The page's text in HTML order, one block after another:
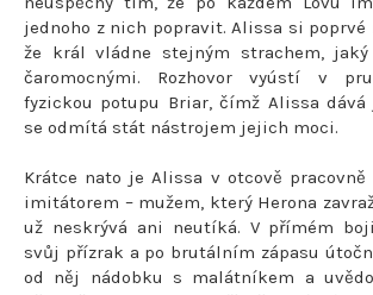
jednoho z nich popravit. Alissa si poprvé
že král vládne stejným strachem,
čaromocnými. Rozhovor vyústí v
fyzickou potupu Briar, čímž Alissa dává
se odmítá stát nástrojem jejich moci.
Krátce nato je Alissa v otcově pracovně
imitátorem – mužem, který Herona
už neskrývá ani neutíká. V přímém
svůj přízrak a po brutálním zápasu
od něj nádobku s malátníkem a